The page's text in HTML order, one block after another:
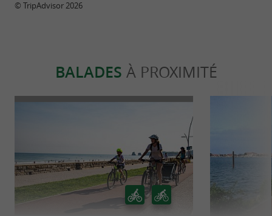
© TripAdvisor 2026
BALADES À PROXIMITÉ